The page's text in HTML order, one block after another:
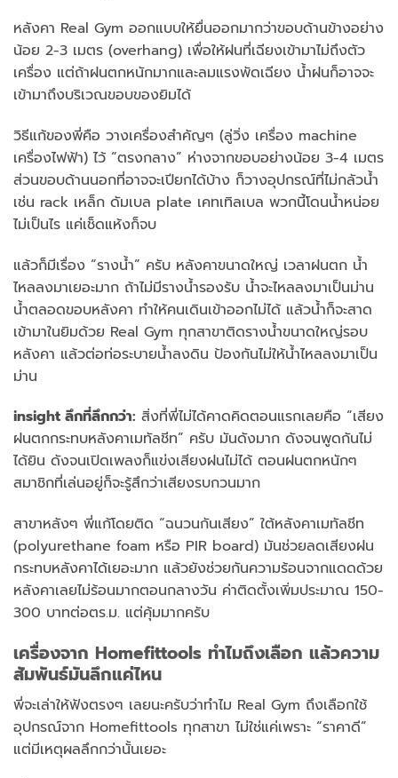
หลังคา Real Gym ออกแบบให้ยื่นออกมากว่าขอบด้านข้างอย่าง
น้อย 2-3 เมตร (overhang) เพื่อให้ฝนที่เฉียงเข้ามาไม่ถึงตัว
เครื่อง แต่ถ้าฝนตกหนักมากและลมแรงพัดเฉียง น้ำฝนก็อาจจะ
เข้ามาถึงบริเวณขอบของยิมได้
วิธีแก้ของพี่คือ วางเครื่องสำคัญๆ (ลู่วิ่ง เครื่อง machine
เครื่องไฟฟ้า) ไว้ “ตรงกลาง” ห่างจากขอบอย่างน้อย 3-4 เมตร
ส่วนขอบด้านนอกที่อาจจะเปียกได้บ้าง ก็วางอุปกรณ์ที่ไม่กลัวน้ำ
เช่น rack เหล็ก ดัมเบล plate เคทเทิลเบล พวกนี้โดนน้ำหน่อย
ไม่เป็นไร แค่เช็ดแห้งก็จบ
แล้วก็มีเรื่อง “รางน้ำ” ครับ หลังคาขนาดใหญ่ เวลาฝนตก น้ำ
ไหลลงมาเยอะมาก ถ้าไม่มีรางน้ำรองรับ น้ำจะไหลลงมาเป็นม่าน
น้ำตลอดขอบหลังคา ทำให้คนเดินเข้าออกไม่ได้ แล้วน้ำก็จะสาด
เข้ามาในยิมด้วย Real Gym ทุกสาขาติดรางน้ำขนาดใหญ่รอบ
หลังคา แล้วต่อท่อระบายน้ำลงดิน ป้องกันไม่ให้น้ำไหลลงมาเป็น
ม่าน
insight ลึกที่ลึกกว่า: สิ่งที่พี่ไม่ได้คาดคิดตอนแรกเลยคือ “เสียง
ฝนตกกระทบหลังคาเมทัลชีท” ครับ มันดังมาก ดังจนพูดกันไม่
ได้ยิน ดังจนเปิดเพลงก็แข่งเสียงฝนไม่ได้ ตอนฝนตกหนักๆ
สมาชิกที่เล่นอยู่ก็จะรู้สึกว่าเสียงรบกวนมาก
สาขาหลังๆ พี่แก้โดยติด “ฉนวนกันเสียง” ใต้หลังคาเมทัลชีท
(polyurethane foam หรือ PIR board) มันช่วยลดเสียงฝน
กระทบหลังคาได้เยอะมาก แล้วยังช่วยกันความร้อนจากแดดด้วย
หลังคาเลยไม่ร้อนมากตอนกลางวัน ค่าติดตั้งเพิ่มประมาณ 150-
300 บาทต่อตร.ม. แต่คุ้มมากครับ
เครื่องจาก Homefittools ทำไมถึงเลือก แล้วความ
สัมพันธ์มันลึกแค่ไหน
พี่จะเล่าให้ฟังตรงๆ เลยนะครับว่าทำไม Real Gym ถึงเลือกใช้
อุปกรณ์จาก Homefittools ทุกสาขา ไม่ใช่แค่เพราะ “ราคาดี”
แต่มีเหตุผลลึกกว่านั้นเยอะ